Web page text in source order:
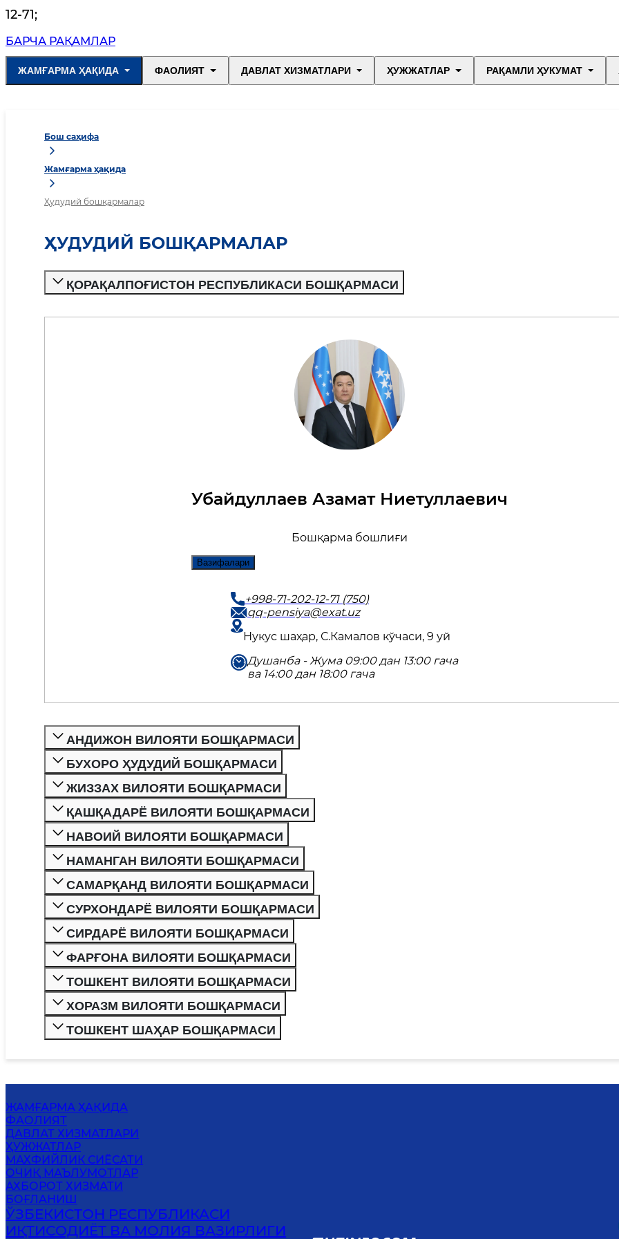
12-71;
БАРЧА РАҚАМЛАР
ЖАМҒАРМА ҲАҚИДА ФАОЛИЯТ ДАВЛАТ ХИЗМАТЛАРИ ҲУЖЖАТЛАР РАҚАМЛИ ҲУКУМАТ
Бош саҳифа
Жамғарма ҳақида
Ҳудудий бошқармалар
ҲУДУДИЙ БОШҚАРМАЛАР
ҚОРАҚАЛПОҒИСТОН РЕСПУБЛИКАСИ БОШҚАРМАСИ
Убайдуллаев Азамат Ниетуллаевич
Бошқарма бошлиғи
Вазифалари
+998-71-202-12-71 (750)
qq-pensiya@exat.uz
Нукус шаҳар, С.Камалов кўчаси, 9 уй
Душанба - Жума 09:00 дан 13:00 гача
ва 14:00 дан 18:00 гача
АНДИЖОН ВИЛОЯТИ БОШҚАРМАСИ
БУХОРО ҲУДУДИЙ БОШҚАРМАСИ
ЖИЗЗАХ ВИЛОЯТИ БОШҚАРМАСИ
ҚАШҚАДАРЁ ВИЛОЯТИ БОШҚАРМАСИ
НАВОИЙ ВИЛОЯТИ БОШҚАРМАСИ
НАМАНГАН ВИЛОЯТИ БОШҚАРМАСИ
САМАРҚАНД ВИЛОЯТИ БОШҚАРМАСИ
СУРХОНДАРЁ ВИЛОЯТИ БОШҚАРМАСИ
СИРДАРЁ ВИЛОЯТИ БОШҚАРМАСИ
ФАРҒОНА ВИЛОЯТИ БОШҚАРМАСИ
ТОШКЕНТ ВИЛОЯТИ БОШҚАРМАСИ
ХОРАЗМ ВИЛОЯТИ БОШҚАРМАСИ
ТОШКЕНТ ШАҲАР БОШҚАРМАСИ
ЖАМҒАРМА ҲАҚИДА
ФАОЛИЯТ
ДАВЛАТ ХИЗМАТЛАРИ
ҲУЖЖАТЛАР
MАХФИЙЛИК СИЁСАТИ
ОЧИҚ МАЪЛУМОТЛАР
АХБОРОТ ХИЗМАТИ
БОҒЛАНИШ
ЎЗБЕКИСТОН РЕСПУБЛИКАСИ
ИҚТИСОДИЁТ ВА МОЛИЯ ВАЗИРЛИГИ